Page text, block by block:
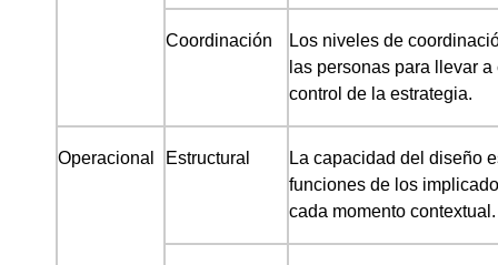
Coordinación
Los niveles de
las personas para llevar
control de la estrategia.
Operacional Estructural
La capacidad del diseño
funciones de los
cada momento contextual.